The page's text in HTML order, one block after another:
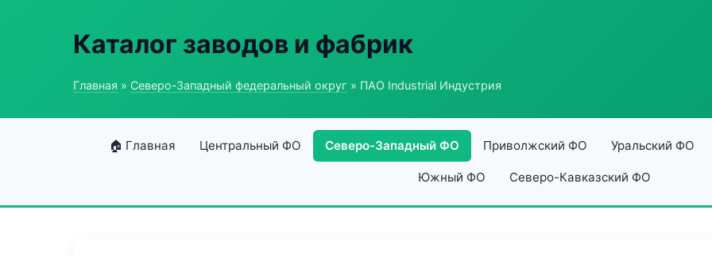
Каталог заводов и фабрик
Главная » Северо-Западный федеральный округ » ПАО Industrial Индустрия
🏠 Главная Центральный ФО Северо-Западный ФО Приволжский ФО Уральский ФО
Южный ФО Северо-Кавказский ФО